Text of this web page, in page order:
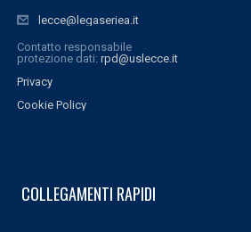
lecce@legaseriea.it
Contatto responsabile
protezione dati: rpd@uslecce.it
Privacy
Cookie Policy
COLLEGAMENTI RAPIDI